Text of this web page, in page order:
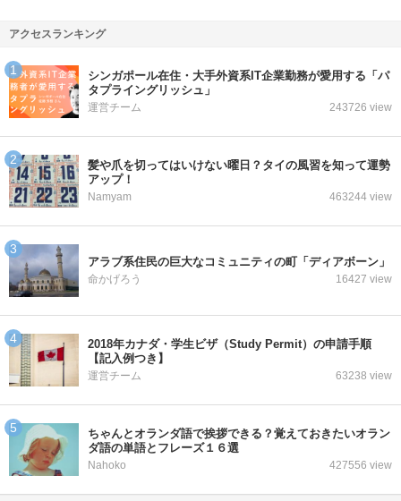
アクセスランキング
シンガポール在住・大手外資系IT企業勤務が愛用する「パ
タプライングリッシュ」
運営チーム 243726 view
髪や爪を切ってはいけない曜日？タイの風習を知って運勢
アップ！
Namyam 463244 view
アラブ系住民の巨大なコミュニティの町「ディアボーン」
命かげろう 16427 view
2018年カナダ・学生ビザ（Study Permit）の申請手順
【記入例つき】
運営チーム 63238 view
ちゃんとオランダ語で挨拶できる？覚えておきたいオラン
ダ語の単語とフレーズ１６選
Nahoko 427556 view